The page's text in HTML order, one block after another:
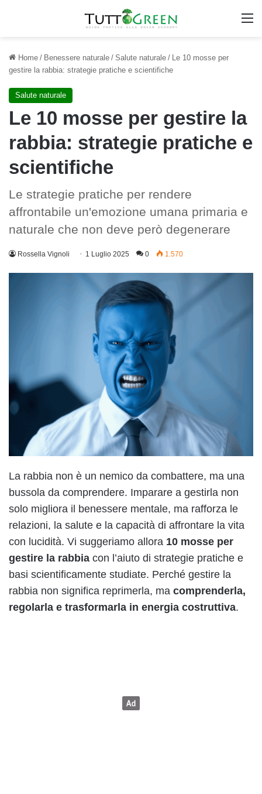
Home / Benessere naturale / Salute naturale / Le 10 mosse per
gestire la rabbia: strategie pratiche e scientifiche
Salute naturale
Le 10 mosse per gestire la
rabbia: strategie pratiche e
scientifiche
Le strategie pratiche per rendere
affrontabile un'emozione umana primaria e
naturale che non deve però degenerare
Rossella Vignoli 1 Luglio 2025 0 1.570
La rabbia non è un nemico da combattere, ma una
bussola da comprendere. Imparare a gestirla non
solo migliora il benessere mentale, ma rafforza le
relazioni, la salute e la capacità di affrontare la vita
con lucidità. Vi suggeriamo allora 10 mosse per
gestire la rabbia con l’aiuto di strategie pratiche e
basi scientificamente studiate. Perché gestire la
rabbia non significa reprimerla, ma comprenderla,
regolarla e trasformarla in energia costruttiva.